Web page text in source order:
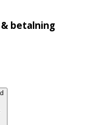
betalning